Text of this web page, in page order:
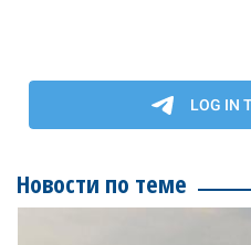
Новости по теме